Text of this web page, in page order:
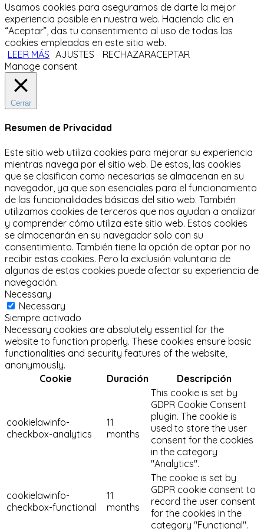
Usamos cookies para asegurarnos de darte la mejor
experiencia posible en nuestra web. Haciendo clic en
“Aceptar”, das tu consentimiento al uso de todas las
cookies empleadas en este sitio web.
LEER MÁS AJUSTES RECHAZARACEPTAR
Manage consent
Cerrar
Resumen de Privacidad
Este sitio web utiliza cookies para mejorar su experiencia
mientras navega por el sitio web. De estas, las cookies
que se clasifican como necesarias se almacenan en su
navegador, ya que son esenciales para el funcionamiento
de las funcionalidades básicas del sitio web. También
utilizamos cookies de terceros que nos ayudan a analizar
y comprender cómo utiliza este sitio web. Estas cookies
se almacenarán en su navegador solo con su
consentimiento. También tiene la opción de optar por no
recibir estas cookies. Pero la exclusión voluntaria de
algunas de estas cookies puede afectar su experiencia de
navegación.
Necessary
Necessary
Siempre activado
Necessary cookies are absolutely essential for the
website to function properly. These cookies ensure basic
functionalities and security features of the website,
anonymously.
Cookie
Duración Descripción
cookielawinfo-
checkbox-analytics
11
months
This cookie is set by
GDPR Cookie Consent
plugin. The cookie is
used to store the user
consent for the cookies
in the category
"Analytics".
cookielawinfo-
checkbox-functional
11
months
The cookie is set by
GDPR cookie consent to
record the user consent
for the cookies in the
category "Functional".